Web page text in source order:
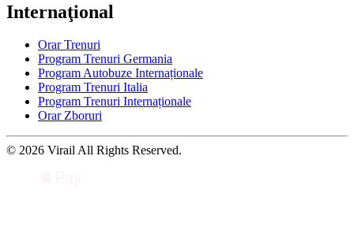
Internaţional
Orar Trenuri
Program Trenuri Germania
Program Autobuze Internaționale
Program Trenuri Italia
Program Trenuri Internaționale
Orar Zboruri
© 2026 Virail All Rights Reserved.